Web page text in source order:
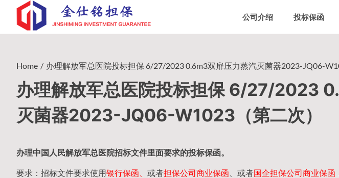
content
公司介绍 投标保函
Home 办理解放军总医院投标担保 6/27/2023 0.6m3双扉压力蒸汽灭菌器2023-JQ06-
办理解放军总医院投标担保 6/27/2023
灭菌器2023-JQ06-W1023（第二次）
办理中国人民解放军总医院招标文件里面要求的投标保函。
要求：招标文件要求使用银行保函、 或者担保公司商业保函 、或者国企担保公司商业保函